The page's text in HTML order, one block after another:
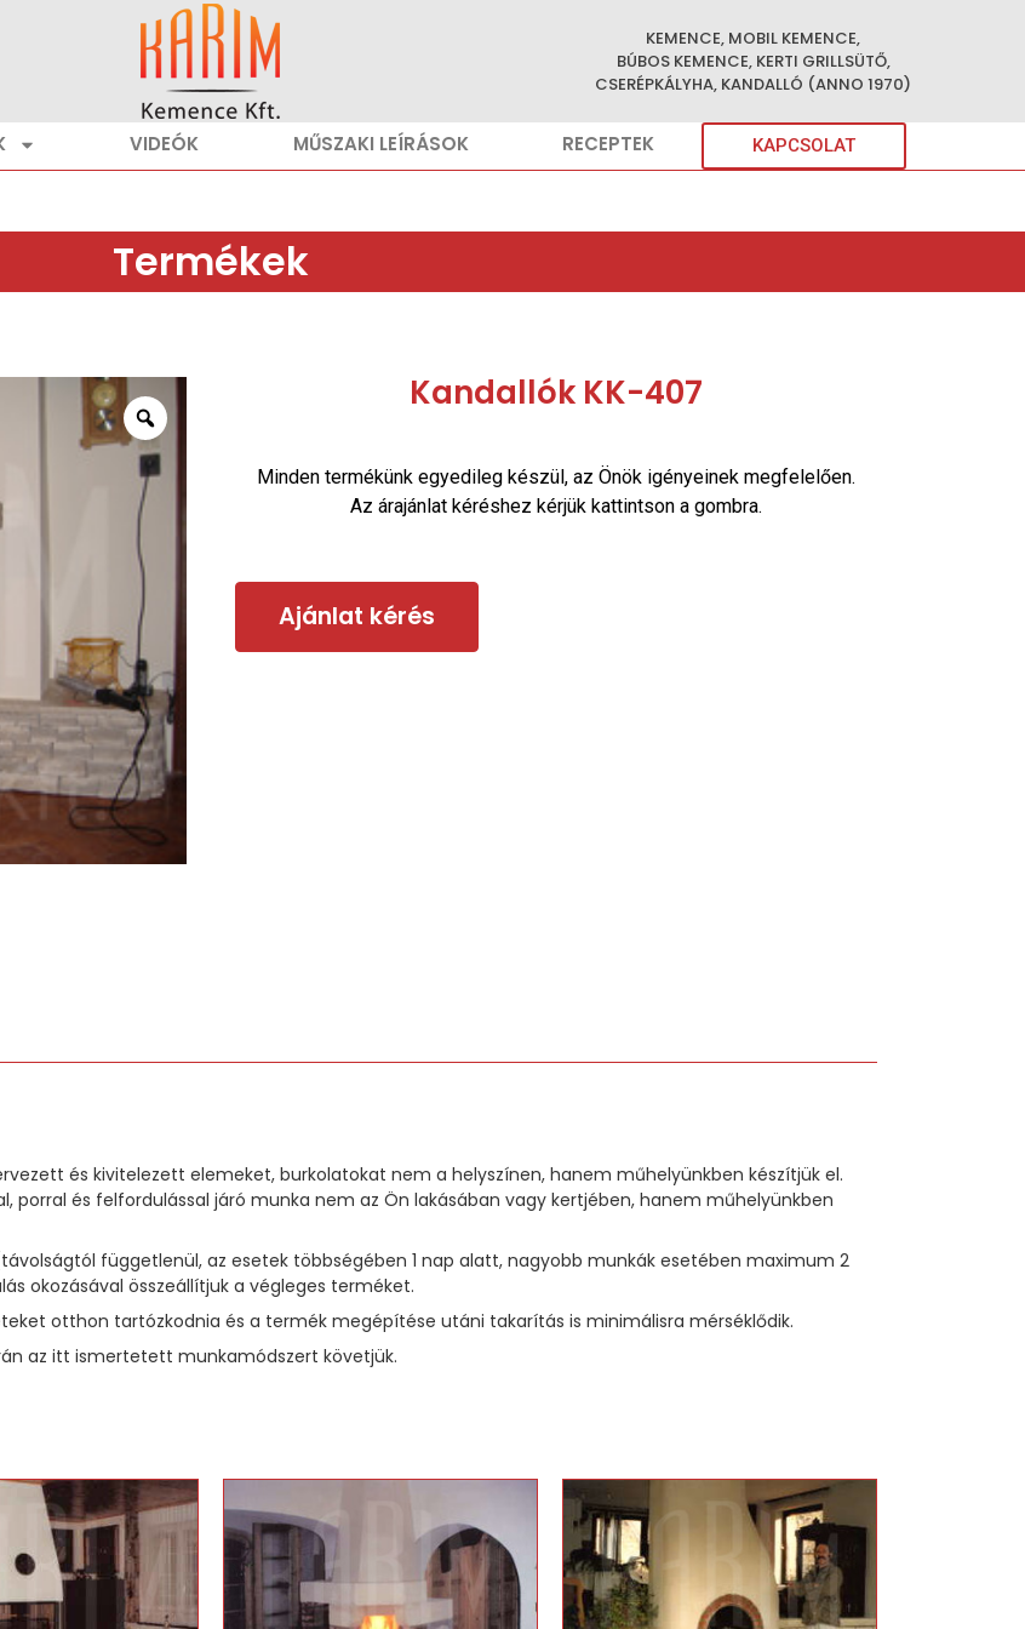
KEMENCE, MOBIL KEMENCE,
BÚBOS KEMENCE, KERTI GRILLSÜTŐ,
CSERÉPKÁLYHA, KANDALLÓ (ANNO 1970)
VIDEÓK MŰSZAKI LEÍRÁSOK RECEPTEK KAPCSOLAT
Termékek
Kandallók KK-407
Minden termékünk egyedileg készül, az Önök igényeinek megfelelően.
Az árajánlat kéréshez kérjük kattintson a gombra.
Ajánlat kérés
és kivitelezett elemeket, burkolatokat nem a helyszínen, hanem műhelyünkben készítjük el.
porral és felfordulással járó munka nem az Ön lakásában vagy kertjében, hanem műhelyünkben
függetlenül, az esetek többségében 1 nap alatt, nagyobb munkák esetében maximum 2
okozásával összeállítjuk a végleges terméket.
otthon tartózkodnia és a termék megépítése utáni takarítás is minimálisra mérséklődik.
az itt ismertetett munkamódszert követjük.